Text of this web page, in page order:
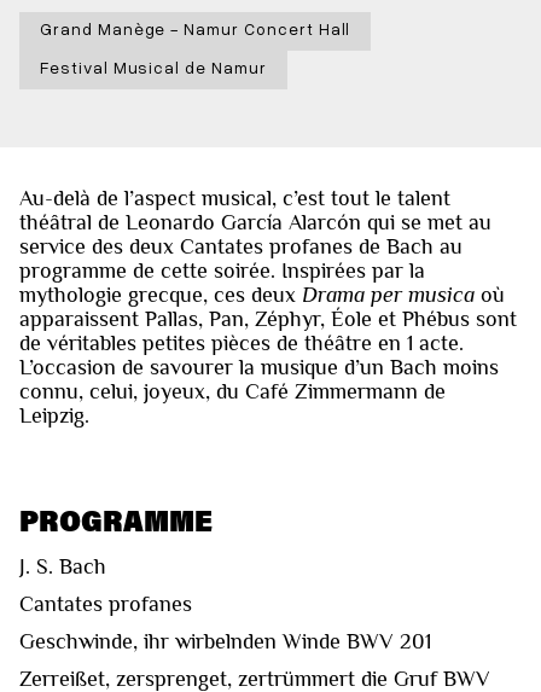
Grand Manège - Namur Concert Hall
Festival Musical de Namur
Au-delà de l’aspect musical, c’est tout le talent
théâtral de Leonardo García Alarcón qui se met au
service des deux Cantates profanes de Bach au
programme de cette soirée. Inspirées par la
mythologie grecque, ces deux Drama per musica où
apparaissent Pallas, Pan, Zéphyr, Éole et Phébus sont
de véritables petites pièces de théâtre en 1 acte.
L’occasion de savourer la musique d’un Bach moins
connu, celui, joyeux, du Café Zimmermann de
Leipzig.
PROGRAMME
J. S. Bach
Cantates profanes
Geschwinde, ihr wirbelnden Winde BWV 201
Zerreißet, zersprenget, zertrümmert die Gruf BWV